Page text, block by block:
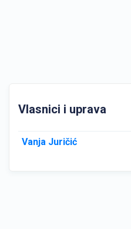
Vlasnici i uprava
Vanja Juričić